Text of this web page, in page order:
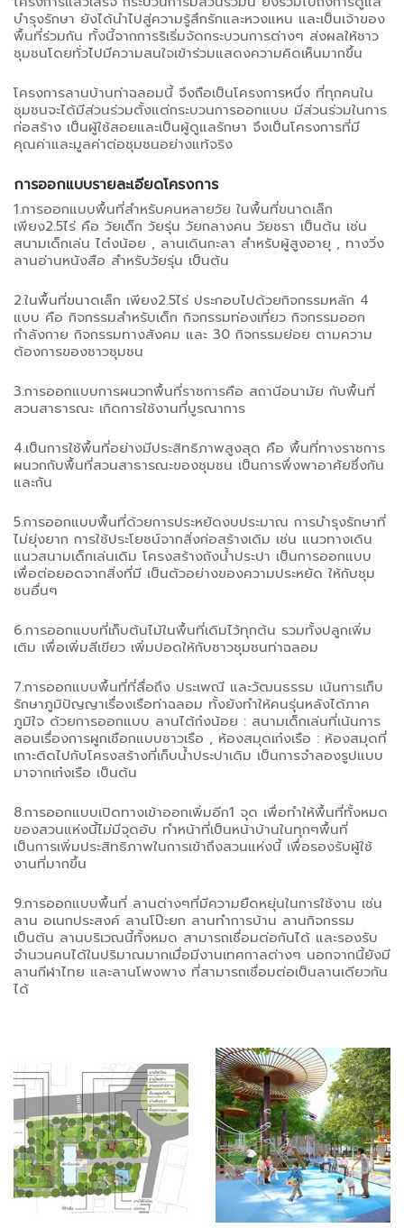
บำรุงรักษา ยังได้นำไปสู่ความรู้สึกรักและหวงแหน และเป็นเจ้าของ
พื้นที่ร่วมกัน ทั้งนี้จากการริเริ่มจัดกระบวนการต่างๆ ส่งผลให้ชาว
ชุมชนโดยทั่วไปมีความสนใจเข้าร่วมแสดงความคิดเห็นมากขึ้น
โครงการลานบ้านท่าฉลอมนี้ จึงถือเป็นโครงการหนึ่ง ที่ทุกคนใน
ชุมชนจะได้มีส่วนร่วมตั้งแต่กระบวนการออกแบบ มีส่วนร่วมในการ
ก่อสร้าง เป็นผู้ใช้สอยและเป็นผู้ดูแลรักษา จึงเป็นโครงการที่มี
คุณค่าและมูลค่าต่อชุมชนอย่างแท้จริง
การออกแบบรายละเอียดโครงการ
1.การออกแบบพื้นที่สำหรับคนหลายวัย ในพื้นที่ขนาดเล็ก
เพียง2.5ไร่ คือ วัยเด็ก วัยรุ่น วัยกลางคน วัยชรา เป็นต้น เช่น
สนามเด็กเล่น ไต๋งน้อย , ลานเดินกะลา สำหรับผู้สูงอายุ , ทางวิ่ง
ลานอ่านหนังสือ สำหรับวัยรุ่น เป็นต้น
2.ในพื้นที่ขนาดเล็ก เพียง2.5ไร่ ประกอบไปด้วยกิจกรรมหลัก 4
แบบ คือ กิจกรรมสำหรับเด็ก กิจกรรมท่องเที่ยว กิจกรรมออก
กำลังกาย กิจกรรมทางสังคม และ 30 กิจกรรมย่อย ตามความ
ต้องการของชาวชุมชน
3.การออกแบบการผนวกพื้นที่ราชการคือ สถานีอนามัย กับพื้นที่
สวนสาธารณะ เกิดการใช้งานที่บูรณาการ
4.เป็นการใช้พื้นที่อย่างมีประสิทธิภาพสูงสุด คือ พื้นที่ทางราชการ
ผนวกกับพื้นที่สวนสาธารณะของชุมชน เป็นการพึ่งพาอาศัยซึ่งกัน
และกัน
5.การออกแบบพื้นที่ด้วยการประหยัดงบประมาณ การบำรุงรักษาที่
ไม่ยุ่งยาก การใช้ประโยชน์จากสิ่งก่อสร้างเดิม เช่น แนวทางเดิน
แนวสนามเด็กเล่นเดิม โครงสร้างถังน้ำประปา เป็นการออกแบบ
เพื่อต่อยอดจากสิ่งที่มี เป็นตัวอย่างของความประหยัด ให้กับชุม
ชนอื่นๆ
6.การออกแบบที่เก็บต้นไม้ในพื้นที่เดิมไว้ทุกต้น รวมทั้งปลูกเพิ่ม
เติม เพื่อเพิ่มสีเขียว เพิ่มปอดให้กับชาวชุมชนท่าฉลอม
7.การออกแบบพื้นที่ที่สื่อถึง ประเพณี และวัฒนธรรม เน้นการเก็บ
รักษาภูมิปัญญาเรื่องเรือท่าฉลอม ทั้งยังทำให้คนรุ่นหลังได้ภาค
ภูมิใจ ด้วยการออกแบบ ลานไต้ก๋งน้อย : สนามเด็กเล่นที่เน้นการ
สอนเรื่องการผูกเชือกแบบชาวเรือ , ห้องสมุดเก๋งเรือ : ห้องสมุดที่
เกาะติดไปกับโครงสร้างที่เก็บน้ำประปาเดิม เป็นการจำลองรูปแบบ
มาจากเก๋งเรือ เป็นต้น
8.การออกแบบเปิดทางเข้าออกเพิ่มอีก1 จุด เพื่อทำให้พื้นที่ทั้งหมด
ของสวนแห่งนี้ไม่มีจุดอับ ทำหน้าที่เป็นหน้าบ้านในทุกๆพื้นที่
เป็นการเพิ่มประสิทธิภาพในการเข้าถึงสวนแห่งนี้ เพื่อรองรับผู้ใช้
งานที่มากขึ้น
9.การออกแบบพื้นที่ ลานต่างๆที่มีความยืดหยุ่นในการใช้งาน เช่น
ลาน อเนกประสงค์ ลานโป๊ะยก ลานทำการบ้าน ลานกิจกรรม
เป็นต้น ลานบริเวณนี้ทั้งหมด สามารถเชื่อมต่อกันได้ และรองรับ
จำนวนคนได้ในปริมาณมากเมื่อมีงานเทศกาลต่างๆ นอกจากนี้ยังมี
ลานกีฬาไทย และลานโพงพาง ที่สามารถเชื่อมต่อเป็นลานเดียวกัน
ได้